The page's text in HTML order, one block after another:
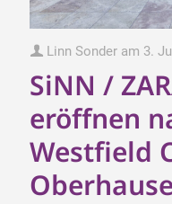
Linn Sonder am 3.
SiNN /
eröffnen
Westfield